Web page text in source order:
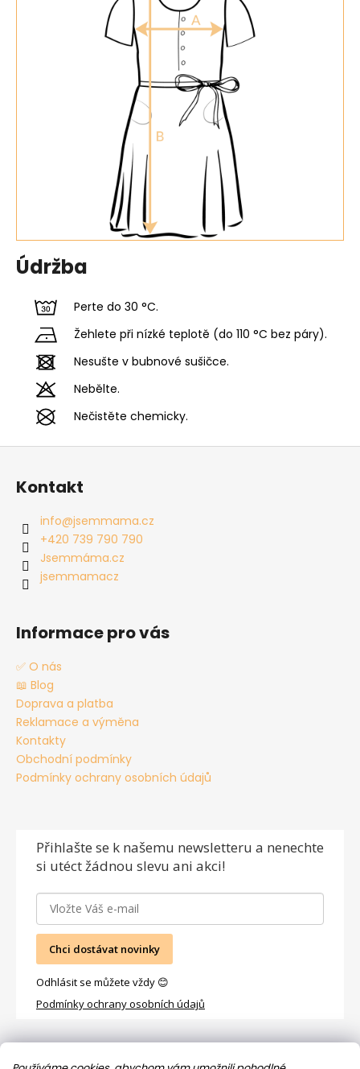
Údržba
Perte do 30 °C.
Žehlete při nízké teplotě (do 110 °C bez páry).
Nesušte v bubnové sušičce.
Nebělte.
Nečistěte chemicky.
Z
Kontakt
info@jsemmama.cz
+420 739 790 790
Jsemmáma.cz
jsemmamacz
Informace pro vás
✅ O nás
📖 Blog
Doprava a platba
Reklamace a výměna
Kontakty
Obchodní podmínky
Podmínky ochrany osobních údajů
Přihlašte se k našemu newsletteru a nenechte
si utéct žádnou slevu ani akci!
Chci dostávat novinky
Odhlásit se můžete vždy 😊
Podmínky ochrany osobních údajů
Facebook